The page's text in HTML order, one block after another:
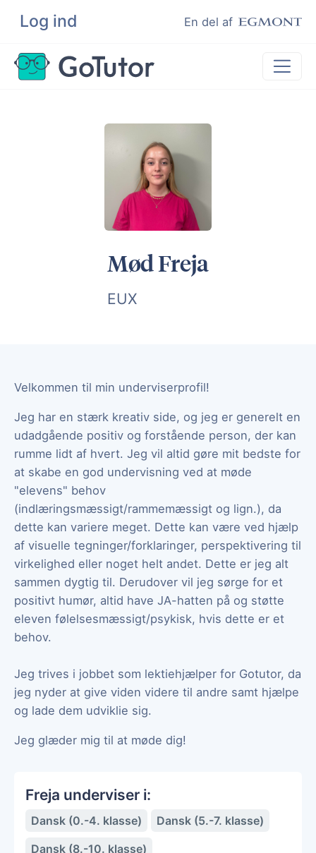
Log ind En del af
Søg
Lektiehjælp
Kundeudtalelser
Mød Freja
EUX
Velkommen til min underviserprofil!
Jeg har en stærk kreativ side, og jeg er generelt en
udadgående positiv og forstående person, der kan
rumme lidt af hvert. Jeg vil altid gøre mit bedste for
at skabe en god undervisning ved at møde
"elevens" behov
(indlæringsmæssigt/rammemæssigt og lign.), da
dette kan variere meget. Dette kan være ved hjælp
af visuelle tegninger/forklaringer, perspektivering til
virkelighed eller noget helt andet. Dette er jeg alt
sammen dygtig til. Derudover vil jeg sørge for et
positivt humør, altid have JA-hatten på og støtte
eleven følelsesmæssigt/psykisk, hvis dette er et
behov.
Jeg trives i jobbet som lektiehjælper for Gotutor, da
jeg nyder at give viden videre til andre samt hjælpe
og lade dem udviklie sig.
Jeg glæder mig til at møde dig!
Freja underviser i:
Dansk (0.-4. klasse)
Dansk (5.-7. klasse)
Dansk (8.-10. klasse)